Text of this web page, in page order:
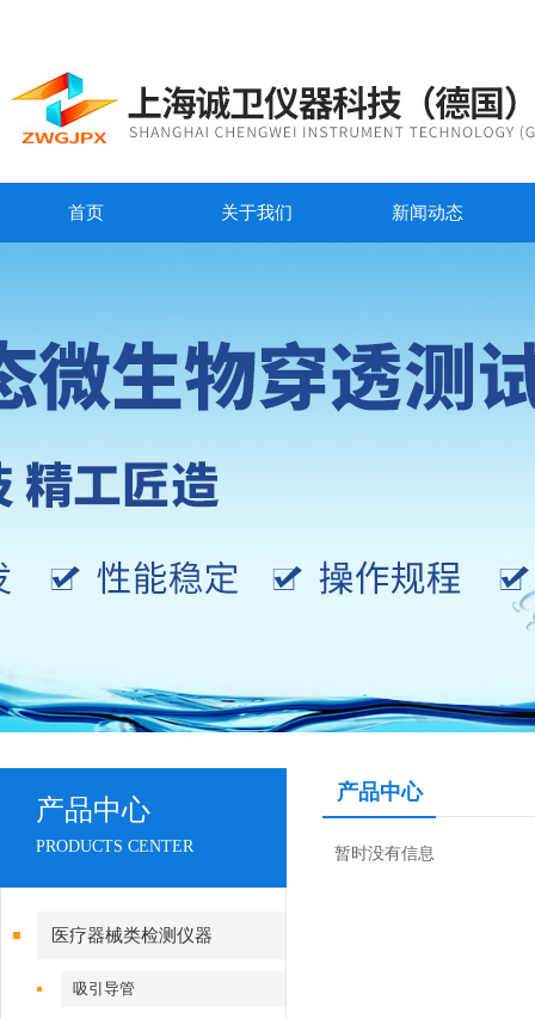
首页 关于我们 新闻动态
产品中心
PRODUCTS CENTER
医疗器械类检测仪器
吸引导管
产品中心
暂时没有信息